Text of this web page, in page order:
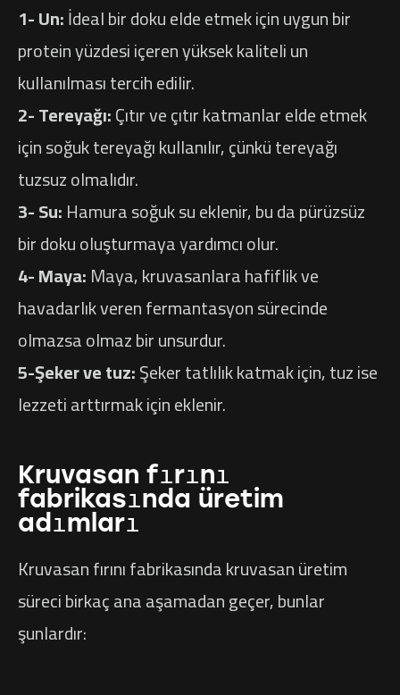
1- Un:İdeal bir doku elde etmek için uygun bir
protein yüzdesi içeren yüksek kaliteli un
kullanılması tercih edilir.
2- Tereyağı:Çıtır ve çıtır katmanlar elde etmek
için soğuk tereyağı kullanılır, çünkü tereyağı
tuzsuz olmalıdır.
3- Su:Hamura soğuk su eklenir, bu da pürüzsüz
bir doku oluşturmaya yardımcı olur.
4- Maya:Maya, kruvasanlara hafiflik ve
havadarlık veren fermantasyon sürecinde
olmazsa olmaz bir unsurdur.
5-Şeker ve tuz:Şeker tatlılık katmak için, tuz ise
lezzeti arttırmak için eklenir.
Kruvasan fırını
fabrikasında üretim
adımları
Kruvasan fırını fabrikasında kruvasan üretim
süreci birkaç ana aşamadan geçer, bunlar
şunlardır: